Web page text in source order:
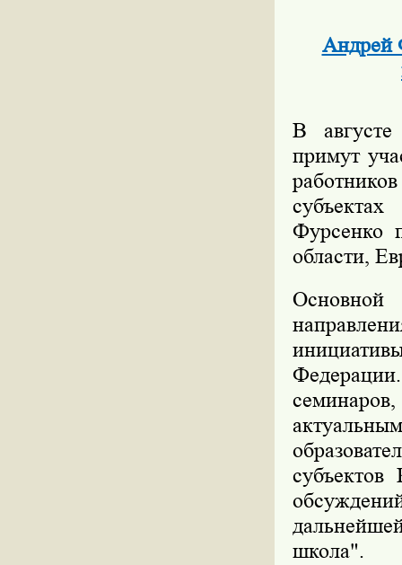
Андрей
В
примут
Фурсенко
области,
школа".